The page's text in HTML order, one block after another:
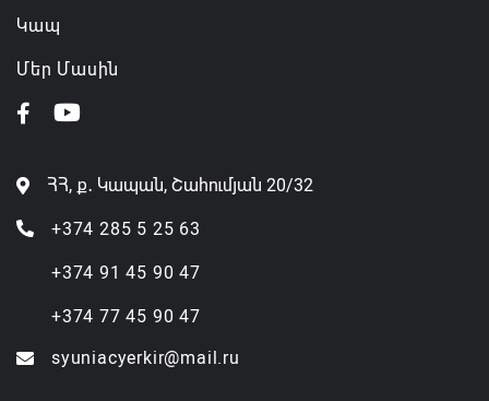
Կապ
Մեր Մասին
ՀՀ, ք․ Կապան, Շահումյան 20/32
+374 285 5 25 63
+374 91 45 90 47
+374 77 45 90 47
syuniacyerkir@mail.ru